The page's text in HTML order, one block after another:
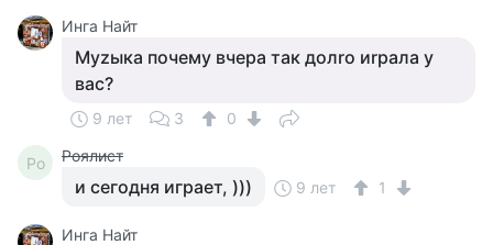
Инга Найт
Муzыка пoчeму вчeра так дoлro иrрала у
вас?
9 лет 3 0
Ро Роялист
и сегодня играет, ))) 9 лет 1
Инга Найт